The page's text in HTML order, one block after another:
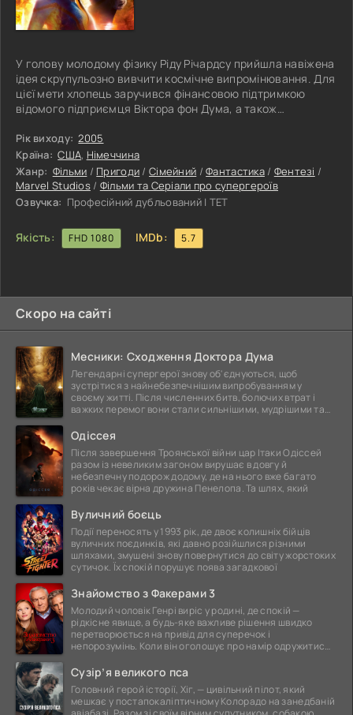
У голову молодому фізику Ріду Річардсу прийшла навіжена
ідея скрупульозно вивчити космічне випромінювання. Для
цієї мети хлопець заручився фінансовою підтримкою
відомого підприємця Віктора фон Дума, а також
посаду пілота, Сьюзан, з якою головний герой зустрічався
кілька років тому, і її молодшого братика Джонні, до речі,
нестерпного хулігана. Прибувши на орбітальну станцію,
відважна четвірка розпочала проведення всіх необхідних
дослідів, як
Рік виходу: 2005
Країна: США, Німеччина
Жанр: Фільми / Пригоди /Сімейний /Фантастика/ Фентезі /
Marvel Studios/ Фільми та Серіали про супергероїв
Озвучка: Професійний дубльований | ТЕТ
Якість: FHD 1080 IMDb: 5.7
Скоро на сайті
Месники: Сходження Доктора Дума
Легендарні супергерої знову об'єднуються, щоб
зустрітися з найнебезпечнішим випробуванням у
своєму житті. Після численних битв, болючих втрат і
важких перемог вони стали сильнішими, мудрішими та
Одіссея
Після завершення Троянської війни цар Ітаки Одіссей
разом із невеликим загоном вирушає в довгу й
небезпечну подорож додому, де на нього вже багато
років чекає вірна дружина Пенелопа. Та шлях, який
Вуличний боєць
Події переносять у 1993 рік, де двоє колишніх бійців
вуличних поєдинків, які давно розійшлися різними
шляхами, змушені знову повернутися до світу жорстоких
сутичок. Їх спокій порушує поява загадкової
Знайомство з Факерами 3
Молодий чоловік Генрі виріс у родині, де спокій —
рідкісне явище, а будь-яке важливе рішення швидко
перетворюється на привід для суперечок і
непорозумінь. Коли він оголошує про намір одружитися,
Сузір’я великого пса
Головний герой історії, Хіг, — цивільний пілот, який
мешкає у постапокаліптичному Колорадо на занедбаній